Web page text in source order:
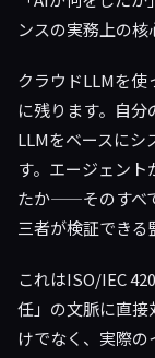
ンスの実務上の核
クラウドLLMを
に残ります。自
LLMをベースにシ
す。エージェン
たか——そのすべ
三者が検証できる
これはISO/IEC
任」の文脈に直接
けでなく、実際の